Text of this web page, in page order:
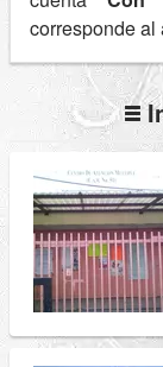
corresponde al